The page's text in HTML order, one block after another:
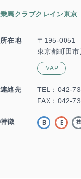
乗馬クラブクレイン東京
所在地
〒195-0051
東京都町田
MAP
連絡先 TEL： 042-
FAX：042-
特徴